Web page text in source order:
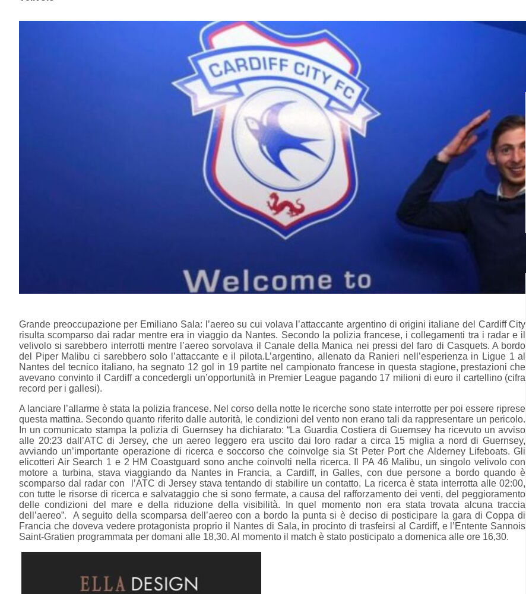
Grande preoccupazione per Emiliano Sala: l’aereo su cui volava l’attaccante argentino di origini italiane del Cardiff City
risulta scomparso dai radar mentre era in viaggio da Nantes. Secondo la polizia francese, i collegamenti tra i radar e il
velivolo si sarebbero interrotti mentre l’aereo sorvolava il Canale della Manica nei pressi del faro di Casquets. A bordo
del Piper Malibu ci sarebbero solo l’attaccante e il pilota.L’argentino, allenato da Ranieri nell’esperienza in Ligue 1 al
Nantes del tecnico italiano, ha segnato 12 gol in 19 partite nel campionato francese in questa stagione, prestazioni che
avevano convinto il Cardiff a concedergli un’opportunità in Premier League pagando 17 milioni di euro il cartellino (cifra
record per i gallesi).
A lanciare l’allarme è stata la polizia francese. Nel corso della notte le ricerche sono state interrotte per poi essere riprese
questa mattina. Secondo quanto riferito dalle autorità, le condizioni del vento non erano tali da rappresentare un pericolo.
In un comunicato stampa la polizia di Guernsey ha dichiarato: “La Guardia Costiera di Guernsey ha ricevuto un avviso
alle 20:23 dall’ATC di Jersey, che un aereo leggero era uscito dai loro radar a circa 15 miglia a nord di Guernsey,
avviando un’importante operazione di ricerca e soccorso che coinvolge sia St Peter Port che Alderney Lifeboats. Gli
elicotteri Air Search 1 e 2 HM Coastguard sono anche coinvolti nella ricerca. Il PA 46 Malibu, un singolo velivolo con
motore a turbina, stava viaggiando da Nantes in Francia, a Cardiff, in Galles, con due persone a bordo quando è
scomparso dal radar con l’ATC di Jersey stava tentando di stabilire un contatto. La ricerca è stata interrotta alle 02:00,
con tutte le risorse di ricerca e salvataggio che si sono fermate, a causa del rafforzamento dei venti, del peggioramento
delle condizioni del mare e della riduzione della visibilità. In quel momento non era stata trovata alcuna traccia
dell’aereo”.
A seguito della scomparsa dell’aereo con a bordo la punta si è deciso di posticipare la gara di Coppa di
Francia che doveva vedere protagonista proprio il Nantes di Sala, in procinto di trasfeirsi al Cardiff, e l’Entente Sannois
Saint-Gratien programmata per domani alle 18,30. Al momento il match è stato posticipato a domenica alle ore 16,30.